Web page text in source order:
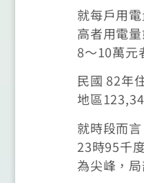
就每戶用
高者用電
8～10萬元
民國 82年
地區
就時段而
23時95千
為尖峰，